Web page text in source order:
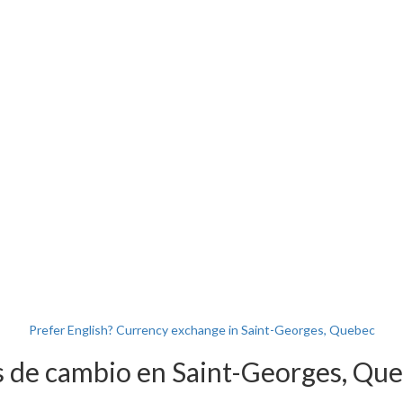
Prefer English? Currency exchange in Saint-Georges, Quebec
de cambio en Saint-Georges,